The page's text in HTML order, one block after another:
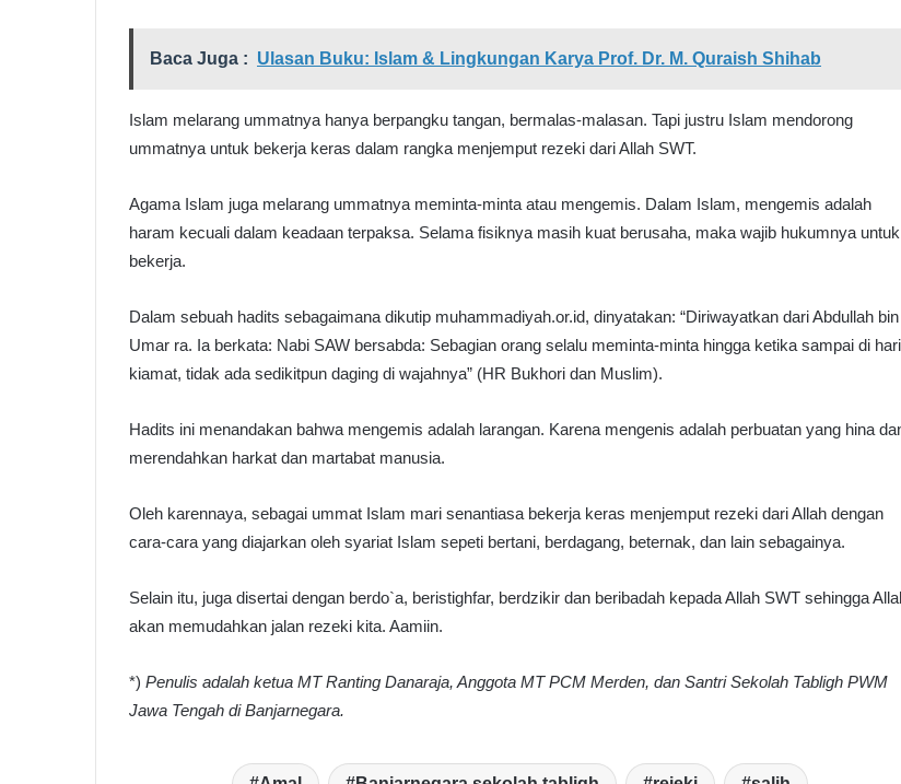
Baca Juga : Ulasan Buku: Islam & Lingkungan Karya Prof. Dr. M. Quraish Shihab
Islam melarang ummatnya hanya berpangku tangan, bermalas-malasan. Tapi justru Islam mendorong
ummatnya untuk bekerja keras dalam rangka menjemput rezeki dari Allah SWT.
Agama Islam juga melarang ummatnya meminta-minta atau mengemis. Dalam Islam, mengemis adalah
haram kecuali dalam keadaan terpaksa. Selama fisiknya masih kuat berusaha, maka wajib hukumnya untuk
bekerja.
Dalam sebuah hadits sebagaimana dikutip muhammadiyah.or.id, dinyatakan: “Diriwayatkan dari Abdullah bin
Umar ra. Ia berkata: Nabi SAW bersabda: Sebagian orang selalu meminta-minta hingga ketika sampai di hari
kiamat, tidak ada sedikitpun daging di wajahnya” (HR Bukhori dan Muslim).
Hadits ini menandakan bahwa mengemis adalah larangan. Karena mengenis adalah perbuatan yang hina
merendahkan harkat dan martabat manusia.
Oleh karennaya, sebagai ummat Islam mari senantiasa bekerja keras menjemput rezeki dari Allah dengan
cara-cara yang diajarkan oleh syariat Islam sepeti bertani, berdagang, beternak, dan lain sebagainya.
Selain itu, juga disertai dengan berdo`a, beristighfar, berdzikir dan beribadah kepada Allah SWT sehingga
akan memudahkan jalan rezeki kita. Aamiin.
*) Penulis adalah ketua MT Ranting Danaraja, Anggota MT PCM Merden, dan Santri Sekolah Tabligh PWM
Jawa Tengah di Banjarnegara.